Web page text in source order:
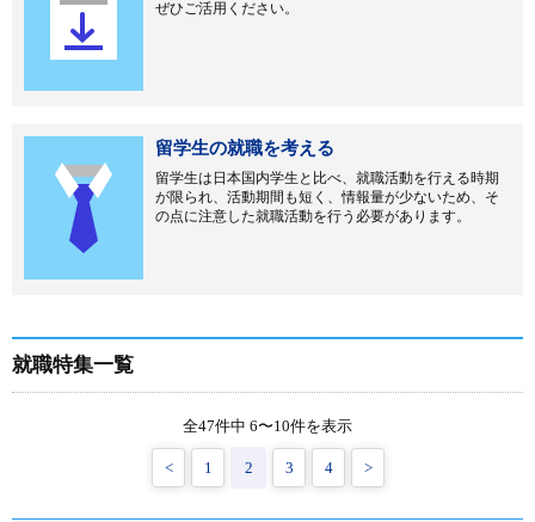
ぜひご活用ください。
留学生の就職を考える
留学生は日本国内学生と比べ、就職活動を行える時期
が限られ、活動期間も短く、情報量が少ないため、そ
の点に注意した就職活動を行う必要があります。
就職特集一覧
全47件中 6〜10件を表示
< 1 2 3 4 >